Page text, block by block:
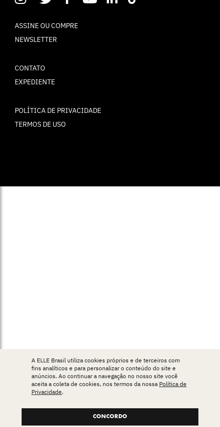
ASSINE OU COMPRE
NEWSLETTER
CONTATO
EXPEDIENTE
POLÍTICA DE PRIVACIDADE
TERMOS DE USO
A ELLE Brasil utiliza cookies próprios e de terceiros com
fins analíticos e para personalizar o conteúdo do site e
anúncios. Ao continuar a navegação no nosso site você
aceita a coleta de cookies, nos termos da nossa Política de
Privacidade.
CONCORDO